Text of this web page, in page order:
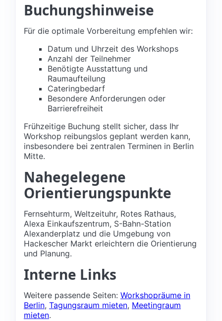
Buchungshinweise
Für die optimale Vorbereitung empfehlen wir:
Datum und Uhrzeit des Workshops
Anzahl der Teilnehmer
Benötigte Ausstattung und
Raumaufteilung
Cateringbedarf
Besondere Anforderungen oder
Barrierefreiheit
Frühzeitige Buchung stellt sicher, dass Ihr
Workshop reibungslos geplant werden kann,
insbesondere bei zentralen Terminen in Berlin
Mitte.
Nahegelegene
Orientierungspunkte
Fernsehturm, Weltzeituhr, Rotes Rathaus,
Alexa Einkaufszentrum, S-Bahn-Station
Alexanderplatz und die Umgebung von
Hackescher Markt erleichtern die Orientierung
und Planung.
Interne Links
Weitere passende Seiten: Workshopräume in
Berlin, Tagungsraum mieten, Meetingraum
mieten.